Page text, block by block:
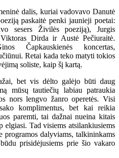
dalis, kuriai vadovavo Danutė
paskaitė penki jaunieji poetai:
sesers Živilės poeziją), Jurgis
Dirda ir Austė Pečiuraitė.
Čapkauskienės koncertas,
Retai kada teko matyti tokios
soliste, kaip šį kartą.
bet vis dėlto galėjo būti daug
mūsų tautiečių labiau patraukia
nors lengvo žanro operetės. Visi
komplimentus, bet kai reikia
paremti, tai dažnai nueina kitais
Tad visiems atsilankiusiems
programos dalyviams, talkininkams
prisidėjusiems prie šio vakaro